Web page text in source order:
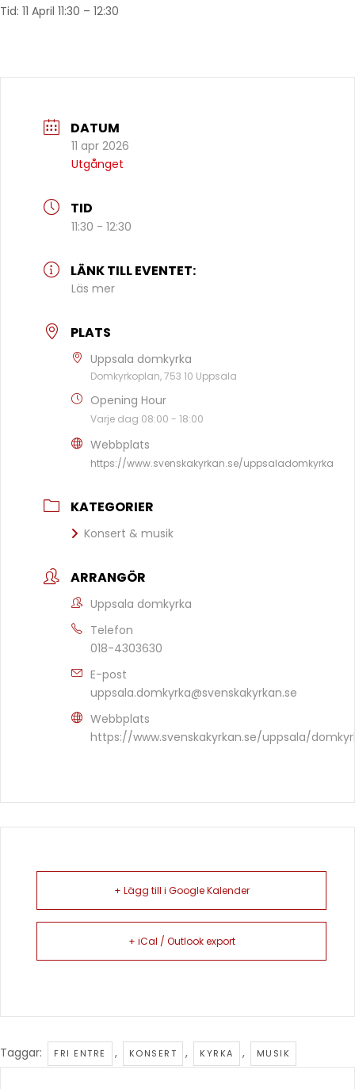
Tid: 11 April 11:30 – 12:30
DATUM
11 apr 2026
Utgånget
TID
11:30 - 12:30
LÄNK TILL EVENTET:
Läs mer
PLATS
Uppsala domkyrka
Domkyrkoplan, 753 10 Uppsala
Opening Hour
Varje dag 08:00 - 18:00
Webbplats
https://www.svenskakyrkan.se/uppsaladomkyrka
KATEGORIER
Konsert & musik
ARRANGÖR
Uppsala domkyrka
Telefon
018-4303630
E-post
uppsala.domkyrka@svenskakyrkan.se
Webbplats
https://www.svenskakyrkan.se/uppsala/
+ Lägg till i Google Kalender
+ iCal / Outlook export
Taggar: FRI ENTRE , KONSERT , KYRKA , MUSIK